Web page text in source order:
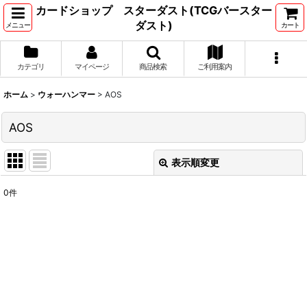
メニュー
カードショップ スターダスト(TCGバースター
ダスト)
カート
カテゴリ マイページ 商品検索 ご利用案内
ホーム > ウォーハンマー > AOS
AOS
表示順変更
0件